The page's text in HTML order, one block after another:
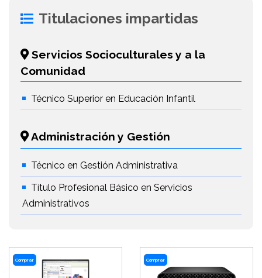
Titulaciones impartidas
Servicios Socioculturales y a la
Comunidad
Técnico Superior en Educación Infantil
Administración y Gestión
Técnico en Gestión Administrativa
Título Profesional Básico en Servicios
Administrativos
Comprar Comprar